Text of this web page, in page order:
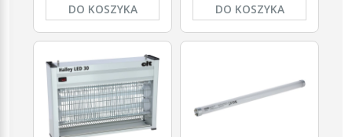
DO KOSZYKA DO KOSZYKA